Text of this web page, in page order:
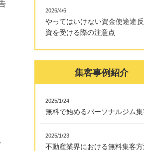
2026/4/6
やってはいけない資金使途違
資を受ける際の注意点
集客事例紹介
2025/1/24
無料で始めるパーソナルジム
2025/1/23
不動産業界における無料集客